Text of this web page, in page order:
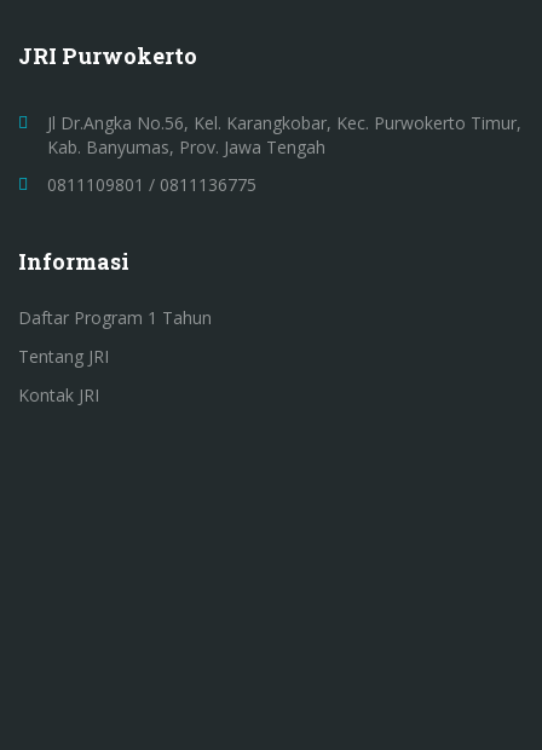
JRI Purwokerto
Jl Dr.Angka No.56, Kel. Karangkobar, Kec. Purwokerto Timur,
Kab. Banyumas, Prov. Jawa Tengah
0811109801 / 0811136775
Informasi
Daftar Program 1 Tahun
Tentang JRI
Kontak JRI